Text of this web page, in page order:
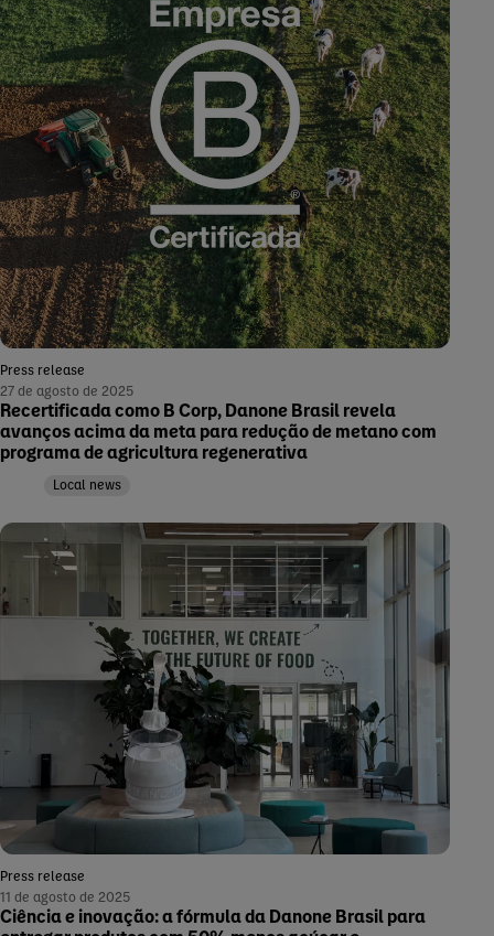
Press release
27 de agosto de 2025
Recertificada como B Corp, Danone Brasil revela
avanços acima da meta para redução de metano com
programa de agricultura regenerativa
Local news
Press release
11 de agosto de 2025
Ciência e inovação: a fórmula da Danone Brasil para